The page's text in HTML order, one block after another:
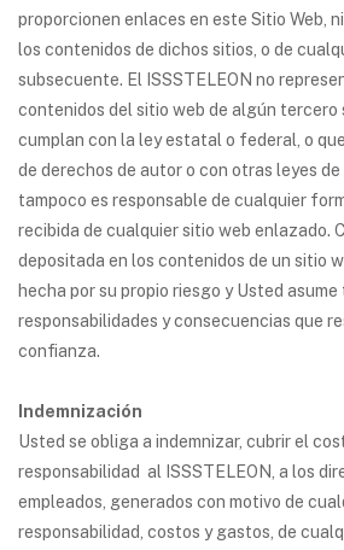
proporcionen enlaces en este Sitio Web,
los contenidos de dichos sitios, o de
subsecuente. El ISSSTELEON no
contenidos del sitio web de algún tercero
cumplan con la ley estatal o federal, o
de derechos de autor o con otras leyes
tampoco es responsable de cualquier
recibida de cualquier sitio web enlazado.
depositada en los contenidos de un sitio
hecha por su propio riesgo y Usted asume
responsabilidades y consecuencias que
confianza.
Indemnización
Usted se obliga a indemnizar, cubrir el
responsabilidad al ISSSTELEON, a los
empleados, generados con motivo de
responsabilidad, costos y gastos, de